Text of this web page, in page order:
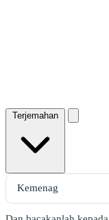
Terjemahan